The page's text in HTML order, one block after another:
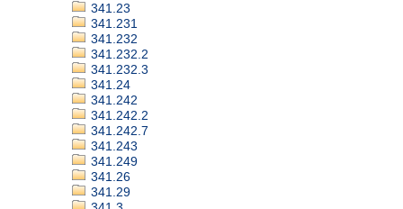
341.23
341.231
341.232
341.232.2
341.232.3
341.24
341.242
341.242.2
341.242.7
341.243
341.249
341.26
341.29